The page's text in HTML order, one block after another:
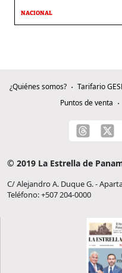
NACIONAL
¿Quiénes somos? Tarifario
Puntos de venta
© 2019 La Estrella de
C/ Alejandro A. Duque G. -
Teléfono: +507 204-0000